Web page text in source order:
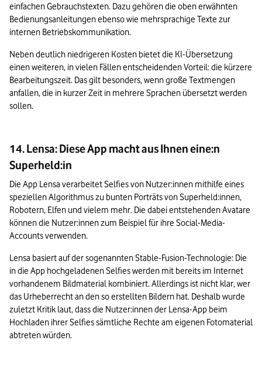
einfachen Gebrauchstexten. Dazu gehören die oben erwähnten
Bedienungsanleitungen ebenso wie mehrsprachige Texte zur
internen Betriebskommunikation.
Neben deutlich niedrigeren Kosten bietet die KI-Übersetzung
einen weiteren, in vielen Fällen entscheidenden Vorteil: die kürzere
Bearbeitungszeit. Das gilt besonders, wenn große Textmengen
anfallen, die in kurzer Zeit in mehrere Sprachen übersetzt werden
sollen.
14. Lensa: Diese App macht aus Ihnen eine:n
Superheld:in
Die App Lensa verarbeitet Selfies von Nutzer:innen mithilfe eines
speziellen Algorithmus zu bunten Porträts von Superheld:innen,
Robotern, Elfen und vielem mehr. Die dabei entstehenden Avatare
können die Nutzer:innen zum Beispiel für ihre Social-Media-
Accounts verwenden.
Lensa basiert auf der sogenannten Stable-Fusion-Technologie: Die
in die App hochgeladenen Selfies werden mit bereits im Internet
vorhandenem Bildmaterial kombiniert. Allerdings ist nicht klar, wer
das Urheberrecht an den so erstellten Bildern hat. Deshalb wurde
zuletzt Kritik laut, dass die Nutzer:innen der Lensa-App beim
Hochladen ihrer Selfies sämtliche Rechte am eigenen Fotomaterial
abtreten würden.